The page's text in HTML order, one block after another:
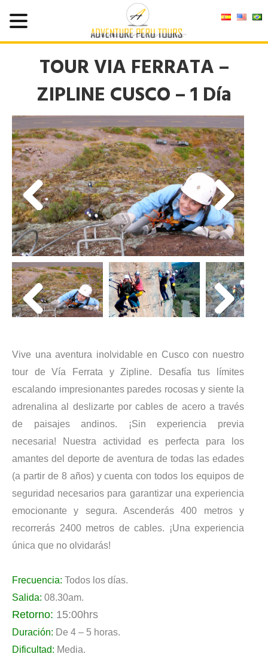
TOUR VIA FERRATA –
ZIPLINE CUSCO – 1 Día
Vive una aventura inolvidable en Cusco con nuestro
tour de Vía Ferrata y Zipline. Desafía tus límites
escalando impresionantes paredes rocosas y siente la
adrenalina al deslizarte por cables de acero a través
de paisajes andinos. ¡Sin experiencia previa
necesaria! Nuestra actividad es perfecta para los
amantes del deporte de aventura de todas las edades
(a partir de 8 años) y cuenta con todos los equipos de
seguridad necesarios para garantizar una experiencia
emocionante y segura. Ascenderás 400 metros y
recorrerás 2400 metros de cables. ¡Una experiencia
única que no olvidarás!
Frecuencia: Todos los días.
Salida: 08.30am.
Retorno: 15:00hrs
Duración: De 4 – 5 horas.
Dificultad: Media.